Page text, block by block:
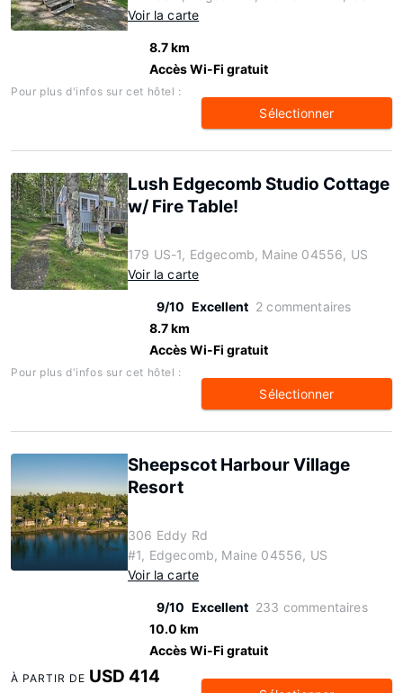
Voir la carte
8.7 km
Accès Wi-Fi gratuit
Pour plus d'infos sur cet hôtel :
Sélectionner
Lush Edgecomb Studio Cottage
w/ Fire Table!
179 US-1, Edgecomb, Maine 04556, US
Voir la carte
9/10 Excellent 2 commentaires
8.7 km
Accès Wi-Fi gratuit
Pour plus d'infos sur cet hôtel :
Sélectionner
Sheepscot Harbour Village
Resort
306 Eddy Rd
#1, Edgecomb, Maine 04556, US
Voir la carte
9/10 Excellent 233 commentaires
10.0 km
Accès Wi-Fi gratuit
À PARTIR DE USD 414